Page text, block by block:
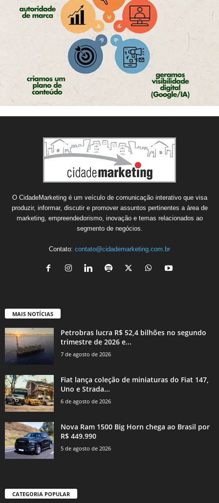
O CidadeMarketing é um veículo de comunicação interativo que visa
produzir, informar, discutir e promover assuntos pertinentes a área de
marketing, empreendedorismo, inovação e temas relacionados ao
segmento de negócios.
Contato: contato@cidademarketing.com.br
MAIS NOTÍCIAS
Petrobras lucra R$ 52,4 bilhões no segundo
trimestre de 2026 e...
7 de agosto de 2026
Fiat lança coleção de miniaturas do Fiat 147,
Uno e Strada...
6 de agosto de 2026
Nova Ram 1500 Big Horn chega ao Brasil por
R$ 449.990
5 de agosto de 2026
CATEGORIA POPULAR